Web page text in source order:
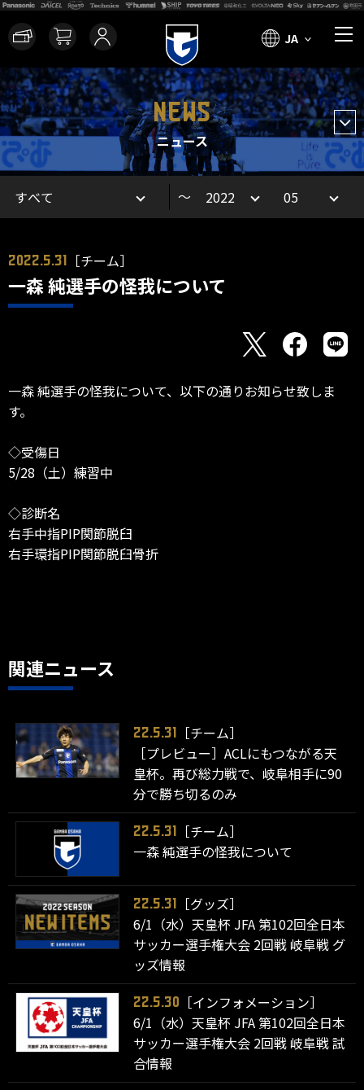
JA
NEWS
ニュース
～
2022.5.31 ［チーム］
一森 純選手の怪我について
一森 純選手の怪我について、以下の通りお知らせ致しま
す。
◇受傷日
5/28（土）練習中
◇診断名
右手中指PIP関節脱臼
右手環指PIP関節脱臼骨折
関連ニュース
22.5.31
［チーム］
［プレビュー］ACLにもつながる天
皇杯。再び総力戦で、岐阜相手に90
分で勝ち切るのみ
22.5.31
［チーム］
一森 純選手の怪我について
22.5.31
［グッズ］
6/1（水）天皇杯 JFA 第102回全日本
サッカー選手権大会 2回戦 岐阜戦 グ
ッズ情報
22.5.30
［インフォメーション］
6/1（水）天皇杯 JFA 第102回全日本
サッカー選手権大会 2回戦 岐阜戦 試
合情報